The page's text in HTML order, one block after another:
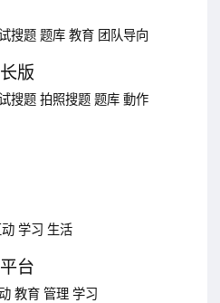
搜题 题库 教育 团队导向
版
搜题 拍照搜题 题库 動作
动 学习 生活
台
教育 管理 学习